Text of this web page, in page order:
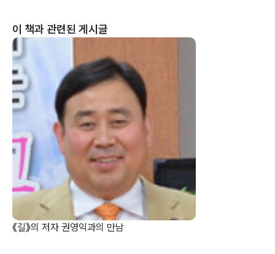
이 책과 관련된 게시글
《길》의 저자 권영익과의 만남